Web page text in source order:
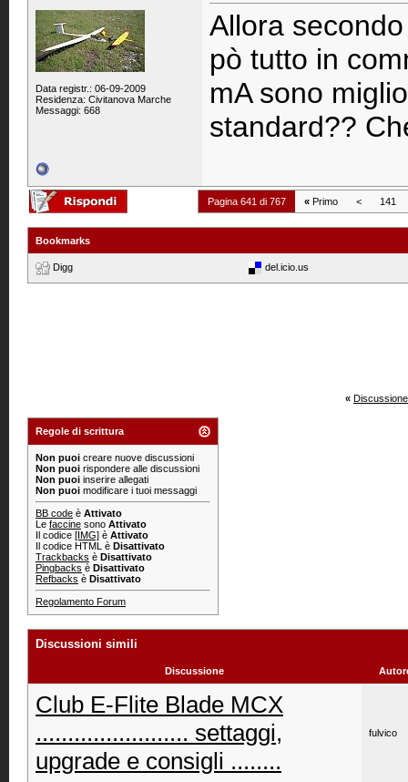
Data registr.: 06-09-2009
Residenza: Civitanova Marche
Messaggi: 668
Allora
pò tutto in
mA sono
standard??
Pagina 641 di 767 « Primo < 141
Bookmarks
Digg del.icio.us
«
Regole di scrittura
Non puoi creare nuove discussioni
Non puoi rispondere alle discussioni
Non puoi inserire allegati
Non puoi modificare i tuoi messaggi
BB code è Attivato
Le faccine sono Attivato
Il codice [IMG] è Attivato
Il codice HTML è Disattivato
Trackbacks è Disattivato
Pingbacks è Disattivato
Refbacks è Disattivato
Regolamento Forum
Discussioni simili
Discussione
Club E-Flite Blade MCX
........................ settaggi,
upgrade e consigli ........
fulvico